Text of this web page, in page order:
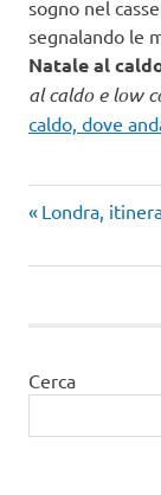
sogno nel
segnalando le
Natale al
al caldo e low
caldo, dove
articoli
Articolo
Londra,
Cerca